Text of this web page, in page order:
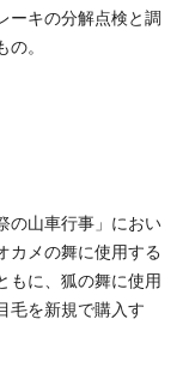
ーキの分解点検と調
。
の山車行事」におい
カメの舞に使用する
もに、狐の舞に使用
毛を新規で購入す